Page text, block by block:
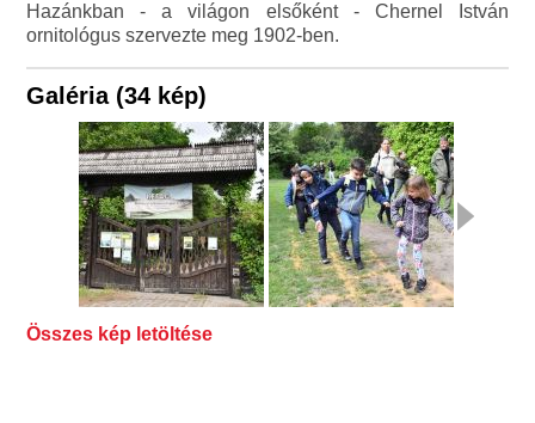
Hazánkban - a világon elsőként - Chernel István
ornitológus szervezte meg 1902-ben.
Galéria (34 kép)
Összes kép letöltése